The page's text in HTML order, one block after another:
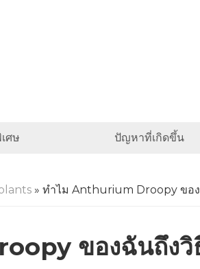
ศษ ปัญหาที่เกิดขึ้น
» ทำไม Anthurium Droopy ขอ
ของฉันถึงวิ